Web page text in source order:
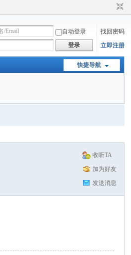
自动登录
找回密码
登录 立即注册
快捷导航
收听TA
加为好友
发送消息